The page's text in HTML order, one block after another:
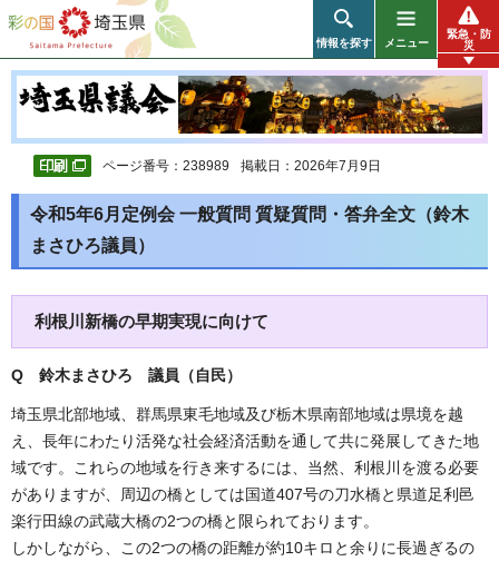
彩の国 埼玉県
情報を探す メニュー
緊急・防
災
ページ番号：238989 掲載日：2026年7月9日
令和5年6月定例会 一般質問 質疑質問・答弁全文（鈴木
まさひろ議員）
利根川新橋の早期実現に向けて
Q 鈴木まさひろ 議員（自民）
埼玉県北部地域、群馬県東毛地域及び栃木県南部地域は県境を越
え、長年にわたり活発な社会経済活動を通して共に発展してきた地
域です。これらの地域を行き来するには、当然、利根川を渡る必要
がありますが、周辺の橋としては国道407号の刀水橋と県道足利邑
楽行田線の武蔵大橋の2つの橋と限られております。
しかしながら、この2つの橋の距離が約10キロと余りに長過ぎるの